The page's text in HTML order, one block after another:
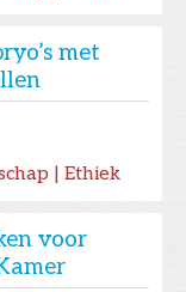
met
| Ethiek
voor